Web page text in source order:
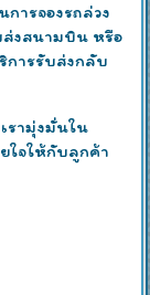
ารจองรถล่วง
งสนามบิน หรือ
การรับส่งกลับ
รามุ่งมั่นใน
ใจให้กับลูกค้า